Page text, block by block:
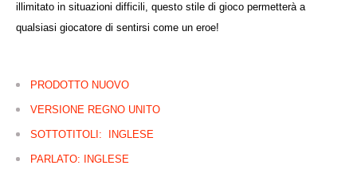
illimitato in situazioni difficili, questo stile di gioco permetterà a
qualsiasi giocatore di sentirsi come un eroe!
PRODOTTO NUOVO
VERSIONE REGNO UNITO
SOTTOTITOLI: INGLESE
PARLATO: INGLESE